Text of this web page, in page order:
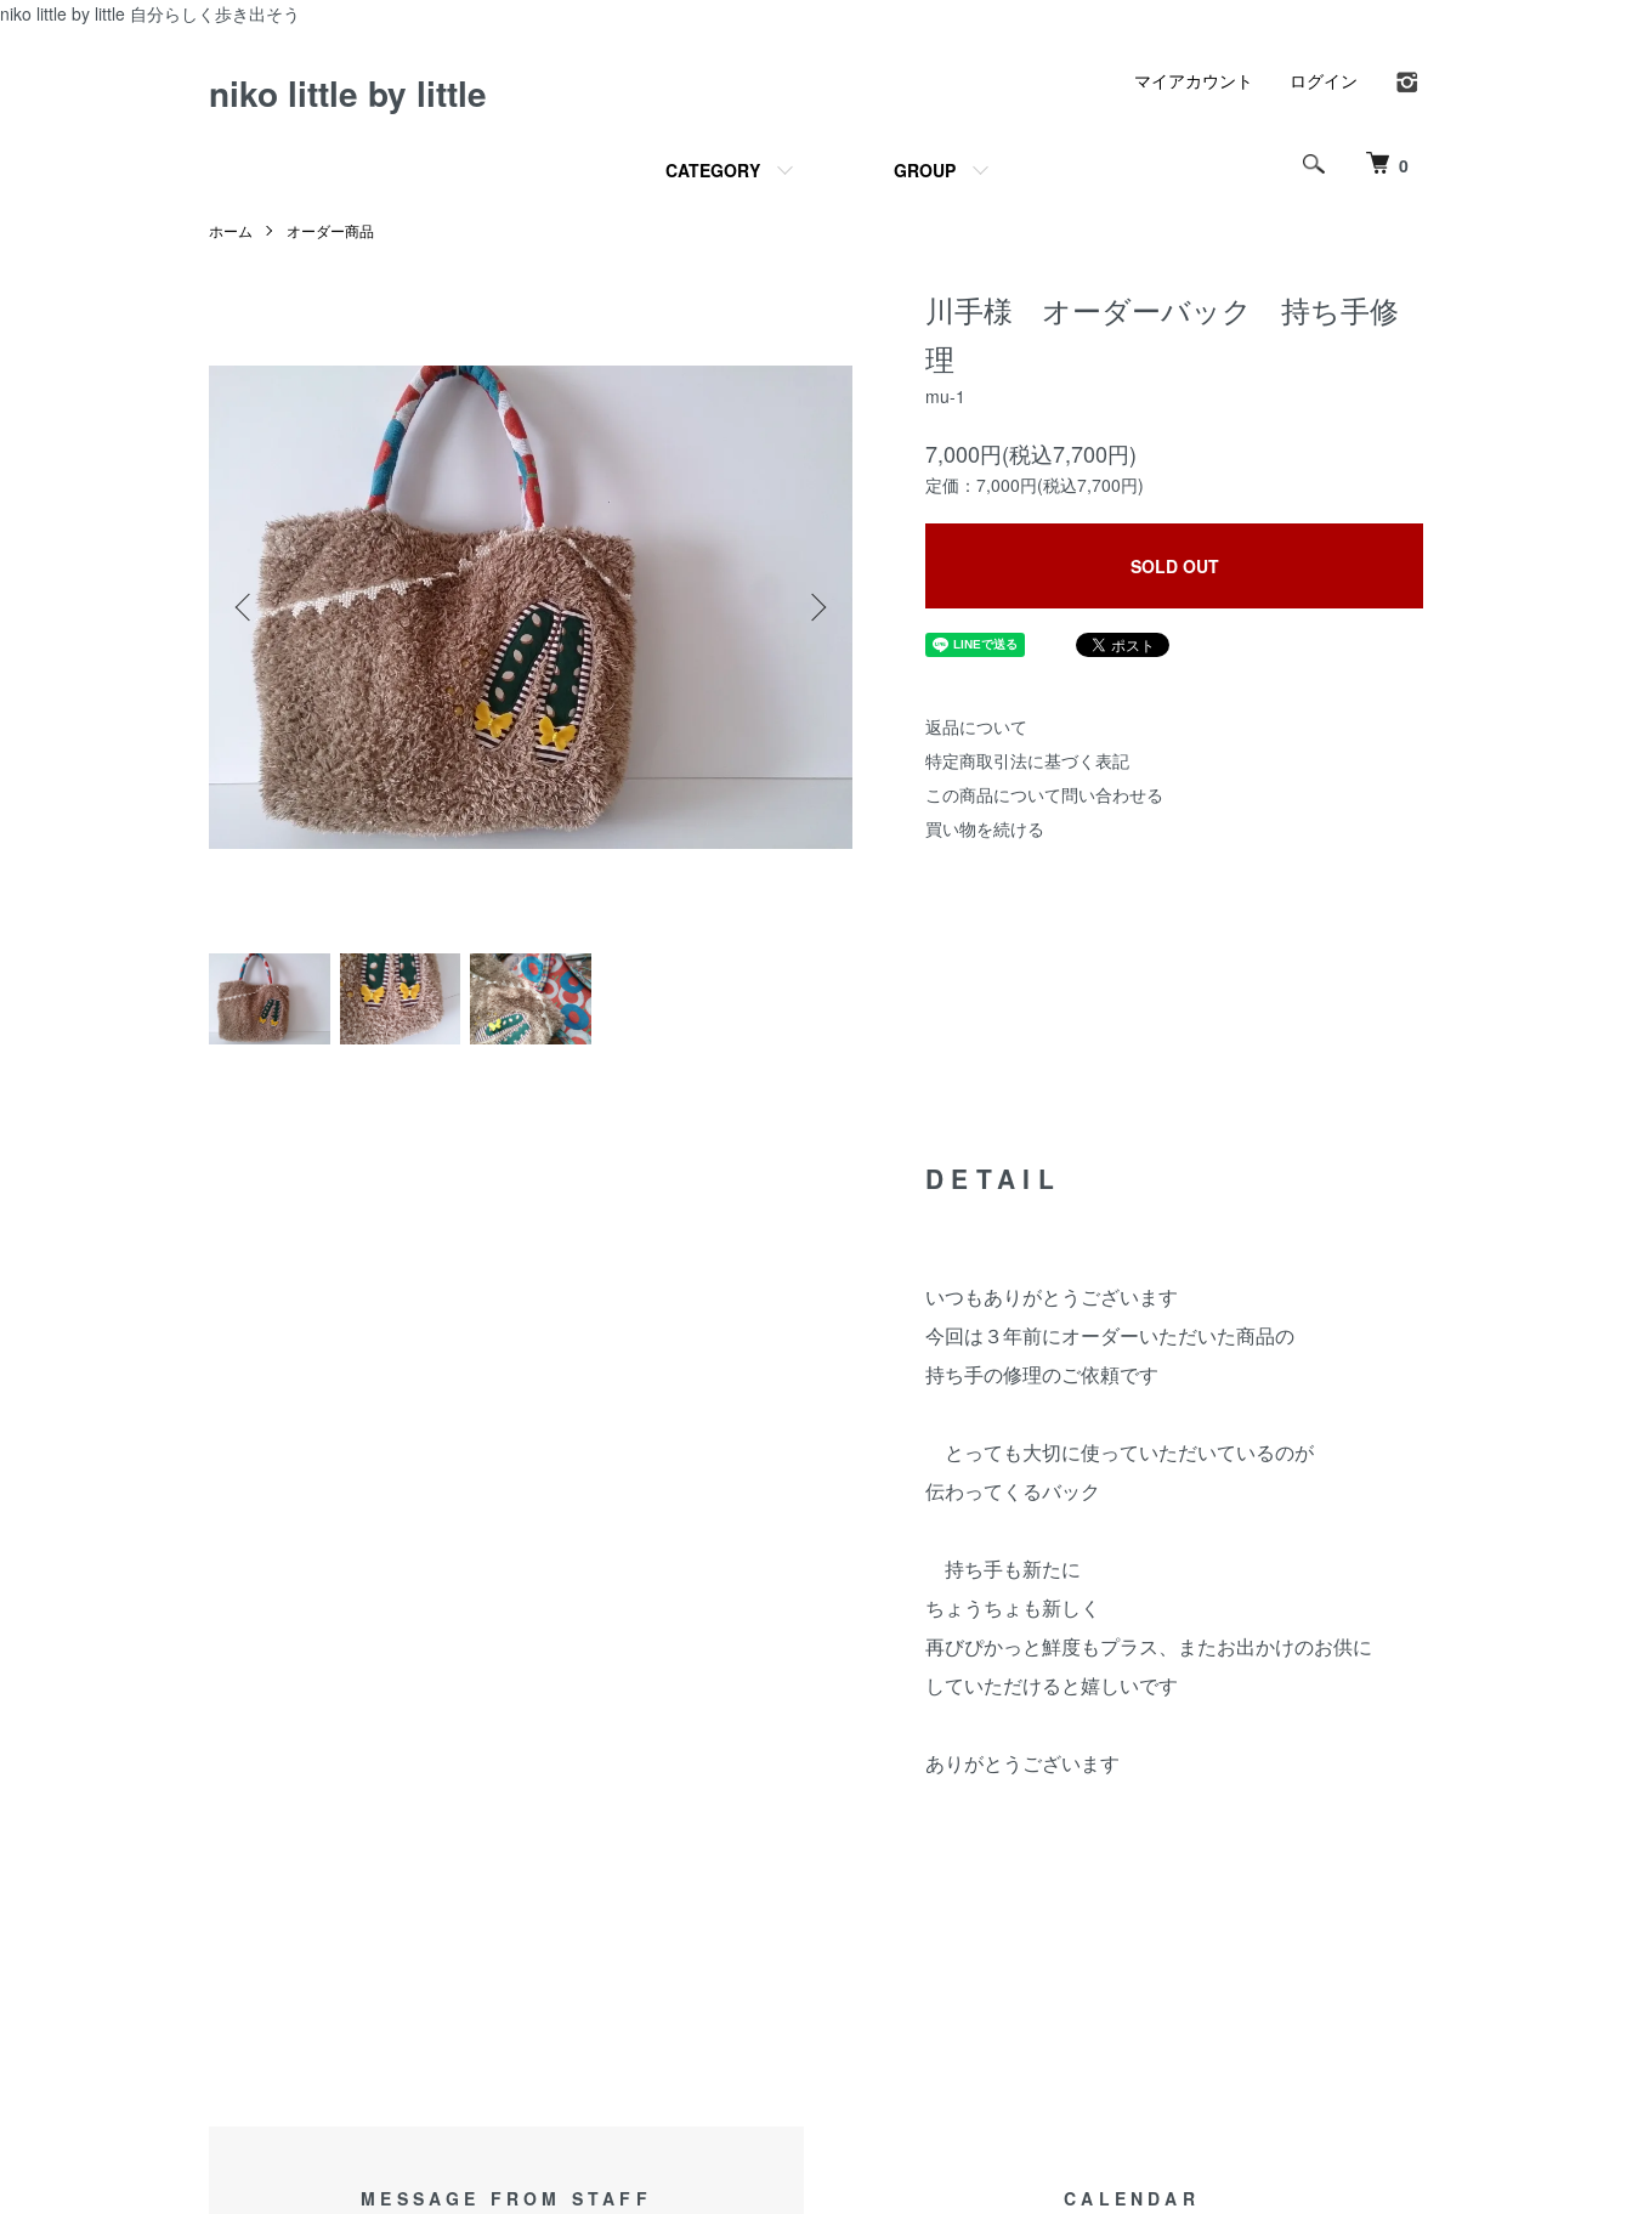
niko little by little 自分らしく歩き出そう
niko little by little
0
CATEGORY GROUP
マイアカウント ログイン
ホーム オーダー商品
川手様 オーダーバック 持ち手修
理
mu-1
7,000円(税込7,700円)
定価：7,000円(税込7,700円)
SOLD OUT
返品について
特定商取引法に基づく表記
この商品について問い合わせる
買い物を続ける
DETAIL
いつもありがとうございます
今回は３年前にオーダーいただいた商品の
持ち手の修理のご依頼です
とっても大切に使っていただいているのが
伝わってくるバック
持ち手も新たに
ちょうちょも新しく
再びぴかっと鮮度もプラス、またお出かけのお供に
していただけると嬉しいです
ありがとうございます
MESSAGE FROM STAFF CALENDAR